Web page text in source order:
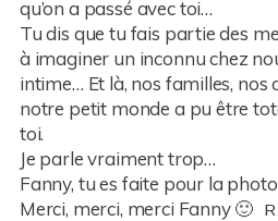
qu’on a passé avec toi…
Tu dis que tu fais partie des
à imaginer un inconnu chez
intime… Et là, nos familles, nos
notre petit monde a pu être
toi.
Je parle vraiment trop…
Fanny, tu es faite pour la photo
Merci, merci, merci Fanny 🙂